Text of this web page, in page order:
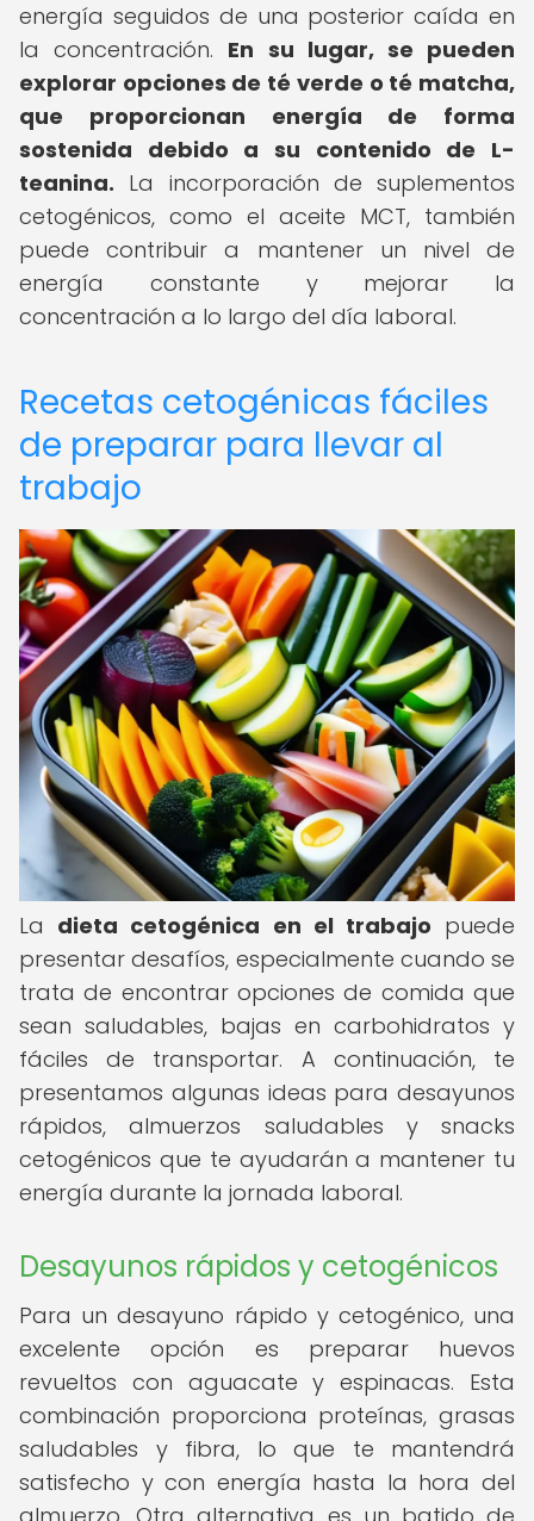
energía seguidos de una posterior caída en
la concentración. En su lugar, se pueden
explorar opciones de té verde o té matcha,
que proporcionan energía de forma
sostenida debido a su contenido de L-
teanina. La incorporación de suplementos
cetogénicos, como el aceite MCT, también
puede contribuir a mantener un nivel de
energía constante y mejorar la
concentración a lo largo del día laboral.
Recetas cetogénicas fáciles
de preparar para llevar al
trabajo
La dieta cetogénica en el trabajo puede
presentar desafíos, especialmente cuando se
trata de encontrar opciones de comida que
sean saludables, bajas en carbohidratos y
fáciles de transportar. A continuación, te
presentamos algunas ideas para desayunos
rápidos, almuerzos saludables y snacks
cetogénicos que te ayudarán a mantener tu
energía durante la jornada laboral.
Desayunos rápidos y cetogénicos
Para un desayuno rápido y cetogénico, una
excelente opción es preparar huevos
revueltos con aguacate y espinacas. Esta
combinación proporciona proteínas, grasas
saludables y fibra, lo que te mantendrá
satisfecho y con energía hasta la hora del